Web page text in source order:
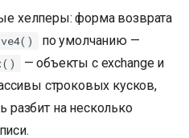
хелперы: форма возврата
по умолчанию —
— объекты с exchange и
строковых кусков,
разбит на несколько
началу